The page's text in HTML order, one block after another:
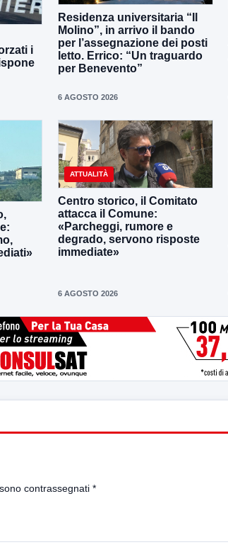
i
Residenza universitaria “Il
Molino”, in arrivo il bando
per l’assegnazione dei posti
letto. Errico: “Un traguardo
per Benevento”
6 AGOSTO 2026
ATTUALITÀ
Centro storico, il Comitato
attacca il Comune:
«Parcheggi, rumore e
degrado, servono risposte
immediate»
6 AGOSTO 2026
contrassegnati *